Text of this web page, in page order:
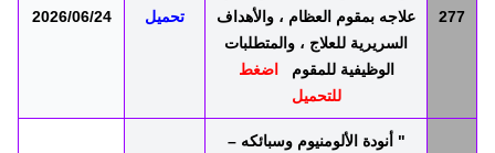
277
علاجه بمقوم العظام ، والأهداف
السريرية للعلاج ، والمتطلبات
الوظيفية للمقوم
اضغط
للتحميل
تحميل 2026/06/24
" أنودة الألومنيوم وسبائكه –